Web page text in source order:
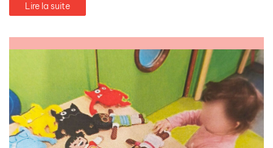
Lire la suite